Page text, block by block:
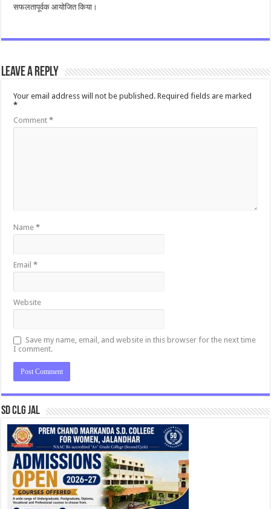
सफलतापूर्वक आयोजित किया।
Leave a Reply
Your email address will not be published. Required fields are marked
*
Comment*
Name*
Email*
Website
Save my name, email, and website in this browser for the next time
I comment.
SD CLG JAL